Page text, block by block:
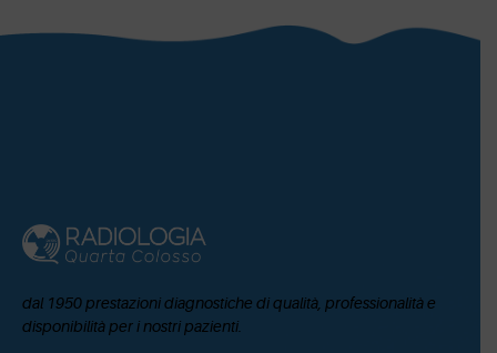
dal 1950 prestazioni diagnostiche di qualità, professionalità e
disponibilità per i nostri pazienti.